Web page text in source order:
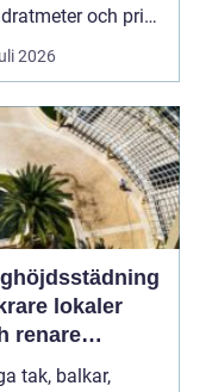
och pris
Företa...
2026
lokaler
renare
tak, balkar,